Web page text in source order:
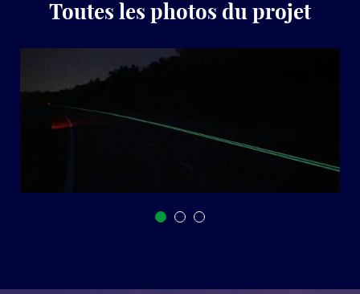
Toutes les photos du projet